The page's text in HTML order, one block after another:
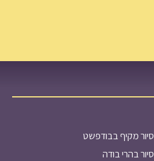
סיור מקיף בבודפשט
סיור בהרי בודה